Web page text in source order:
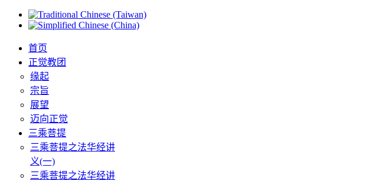
首页
正觉教团
缘起
宗旨
展望
迈向正觉
三乘菩提
三乘菩提之法华经讲
义(一)
三乘菩提之法华经讲